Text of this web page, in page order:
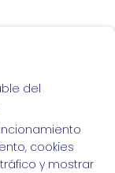
¡mucha
del
cookies
y mostrar